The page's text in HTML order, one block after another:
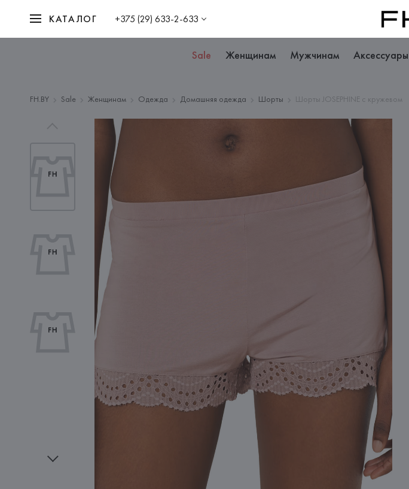
КАТАЛОГ +375 (29) 633-2-633
Sale Женщинам Мужчинам Аксессуары
FH.BY Sale Женщинам Одежда Домашняя одежда Шорты Шорты JOSEPHINE с кружевом